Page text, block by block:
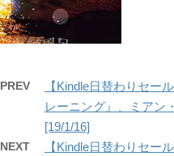
PREV
【Kindle日替わりセー
レーニング』、ミアン
[19/1/16]
NEXT 【Kindle日替わりセー